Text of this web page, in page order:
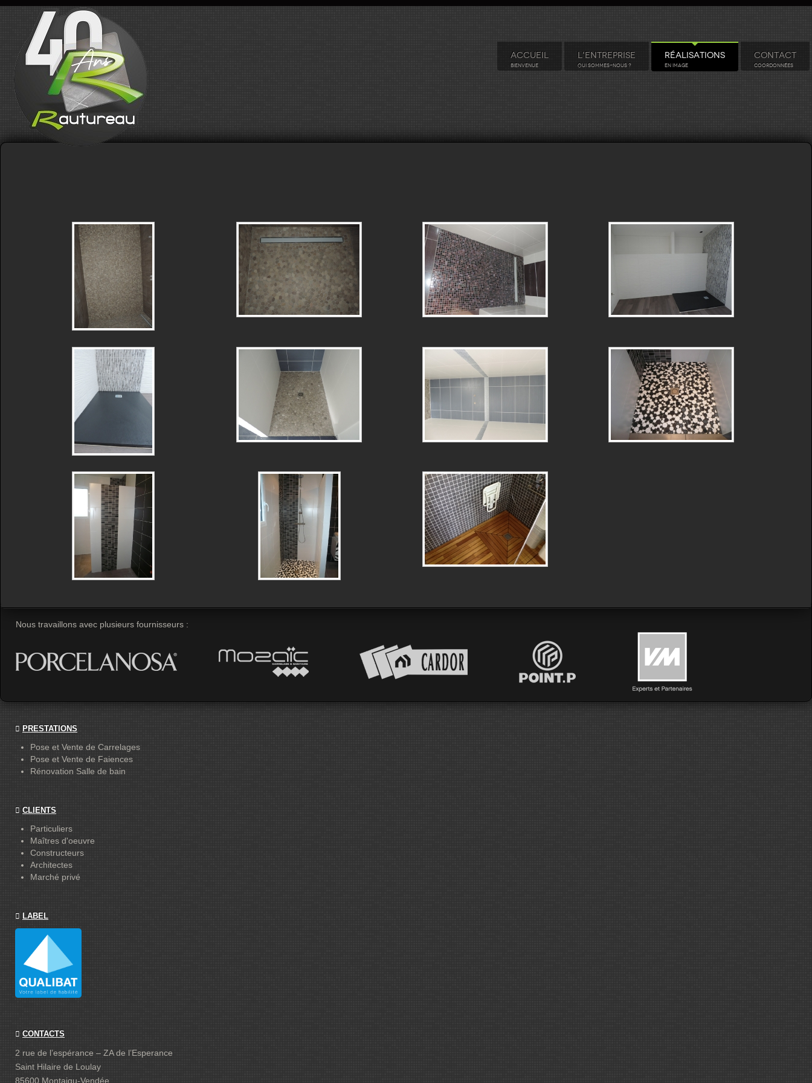
ACCUEIL
BIENVENUE
L'ENTREPRISE
QUI SOMMES-NOUS ?
RÉALISATIONS
EN IMAGE
CONTACT
COORDONNÉES
Nous travaillons avec plusieurs fournisseurs :
PRESTATIONS
Pose et Vente de Carrelages
Pose et Vente de Faiences
Rénovation Salle de bain
CLIENTS
Particuliers
Maîtres d'oeuvre
Constructeurs
Architectes
Marché privé
LABEL
CONTACTS
2 rue de l’espérance – ZA de l’Esperance
Saint Hilaire de Loulay
85600 Montaigu-Vendée